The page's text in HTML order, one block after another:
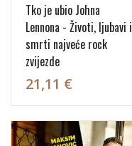
Tko je ubio Johna
Lennona - Životi, ljubavi i
smrti najveće rock
zvijezde
21,11 €